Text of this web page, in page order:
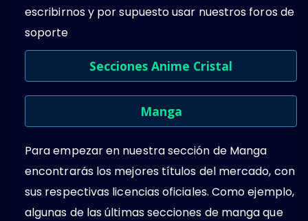
escribirnos y por supuesto usar nuestros foros de
soporte
Secciones Anime Cristal
Manga
Para empezar en nuestra sección de Manga
encontrarás los mejores títulos del mercado, con
sus respectivas licencias oficiales. Como ejemplo,
algunas de las últimas secciones de manga que